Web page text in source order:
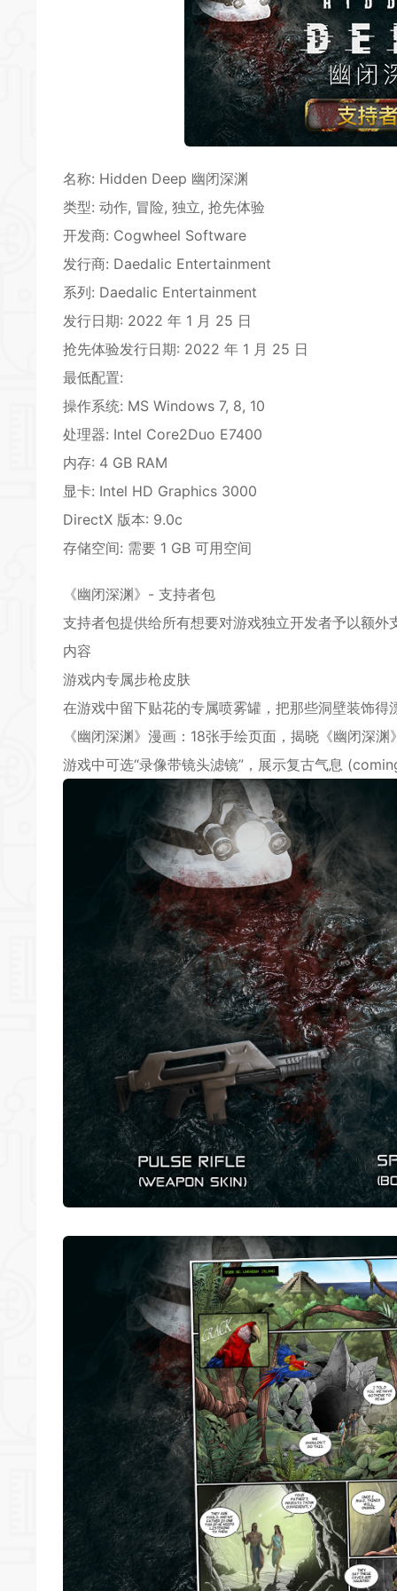
名称: Hidden Deep 幽闭深渊
类型: 动作, 冒险, 独立, 抢先体验
开发商: Cogwheel Software
发行商: Daedalic Entertainment
系列: Daedalic Entertainment
发行日期: 2022 年 1 月 25 日
抢先体验发行日期: 2022 年 1 月 25 日
最低配置:
操作系统: MS Windows 7, 8, 10
处理器: Intel Core2Duo E7400
内存: 4 GB RAM
显卡: Intel HD Graphics 3000
DirectX 版本: 9.0c
存储空间: 需要 1 GB 可用空间
《幽闭深渊》- 支持者包
支持者包提供给所有想要对游戏独立开发者予以额
内容
游戏内专属步枪皮肤
在游戏中留下贴花的专属喷雾罐，把那些洞壁装饰得
《幽闭深渊》漫画：18张手绘页面，揭晓《幽闭深
游戏中可选“录像带镜头滤镜”，展示复古气息
*
*